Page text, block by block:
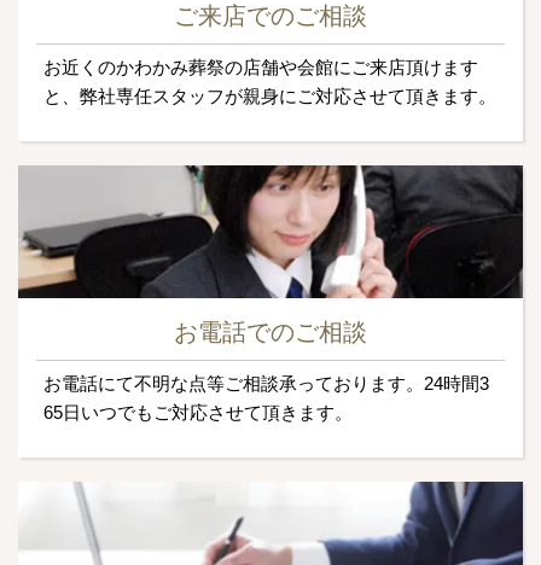
ご来店でのご相談
お近くのかわかみ葬祭の店舗や会館にご来店頂けます
と、弊社専任スタッフが親身にご対応させて頂きます。
お電話でのご相談
お電話にて不明な点等ご相談承っております。24時間3
65日いつでもご対応させて頂きます。